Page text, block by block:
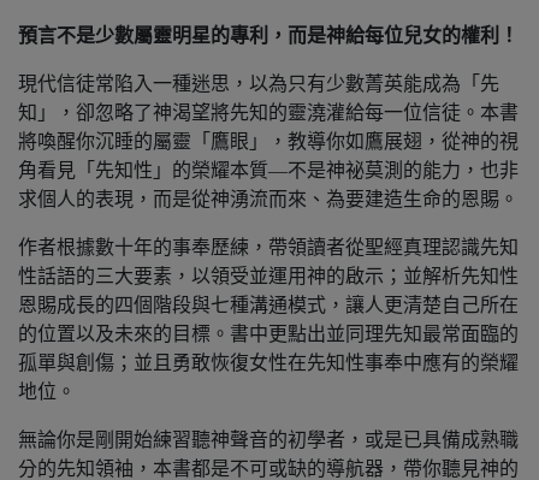
預言不是少數屬靈明星的專利，而是神給每位兒女的權利！
現代信徒常陷入一種迷思，以為只有少數菁英能成為「先
知」，卻忽略了神渴望將先知的靈澆灌給每一位信徒。本書
將喚醒你沉睡的屬靈「鷹眼」，教導你如鷹展翅，從神的視
角看見「先知性」的榮耀本質—不是神祕莫測的能力，也非
求個人的表現，而是從神湧流而來、為要建造生命的恩賜。
作者根據數十年的事奉歷練，帶領讀者從聖經真理認識先知
性話語的三大要素，以領受並運用神的啟示；並解析先知性
恩賜成長的四個階段與七種溝通模式，讓人更清楚自己所在
的位置以及未來的目標。書中更點出並同理先知最常面臨的
孤單與創傷；並且勇敢恢復女性在先知性事奉中應有的榮耀
地位。
無論你是剛開始練習聽神聲音的初學者，或是已具備成熟職
分的先知領袖，本書都是不可或缺的導航器，帶你聽見神的